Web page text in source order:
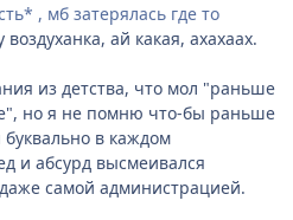
, мб затерялась где то
ай какая, ахахаах.
из детства, что мол "раньше
но я не помню что-бы раньше
в каждом
и абсурд высмеивался
самой администрацией.